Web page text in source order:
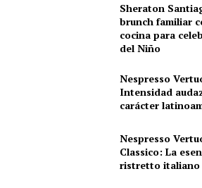
Sheraton
brunch familiar
cocina para
del Niño
Nespresso
Intensidad
carácter
Nespresso
Classico: La
ristretto italiano